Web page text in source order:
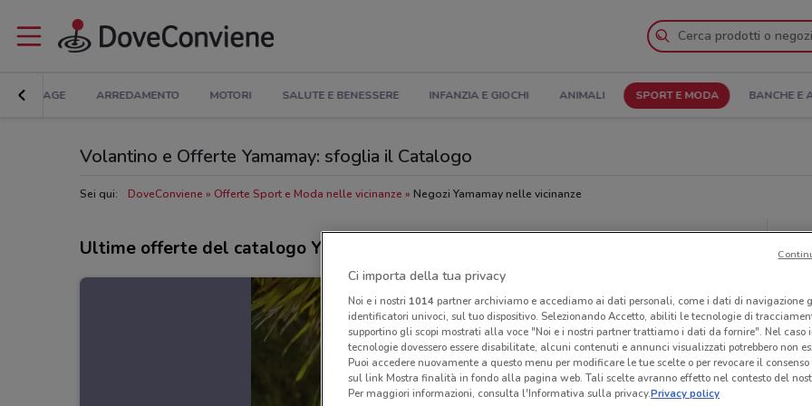
BRICOLAGE ARREDAMENTO MOTORI SALUTE E BENESSERE INFANZIA E GIOCHI ANIMALI SPORT E MODA BANCHE E
Volantino e Offerte Yamamay: sfoglia il Catalogo
Sei qui: DoveConviene Offerte Sport e Moda nelle vicinanze Negozi Yamamay nelle vicinanze
Ultime offerte del catalogo Yamamay
Ci importa della tua privacy
Noi e i nostri 1014partner archiviamo e accediamo ai dati personali, come i dati di navigazione
identificatori univoci, sul tuo dispositivo. Selezionando Accetto, abiliti le tecnologie di
supportino gli scopi mostrati alla voce "Noi e i nostri partner trattiamo i dati da fornire". Nel caso
tecnologie dovessero essere disabilitate, alcuni contenuti e annunci visualizzati potrebbero non
Puoi accedere nuovamente a questo menu per modificare le tue scelte o per revocare il
sul link Mostra finalità in fondo alla pagina web. Tali scelte avranno effetto nel contesto del
Per maggiori informazioni, consulta l'Informativa sulla privacy.Privacy policy